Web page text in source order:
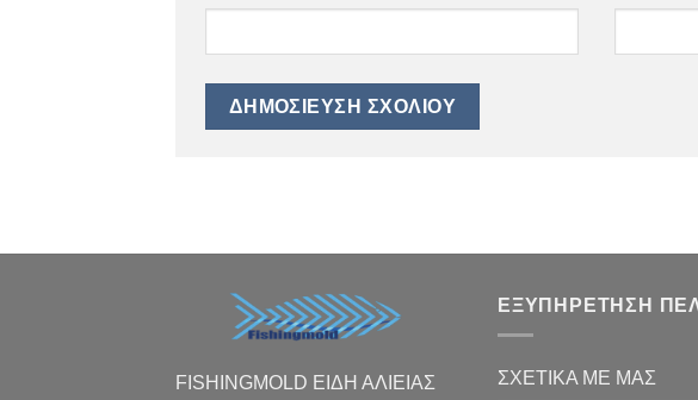
FISHINGMOLD ΕΙΔΗ ΑΛΙΕΙΑΣ
ΕΞΥΠΗΡΕΤΗΣΗ
ΣΧΕΤΙΚΑ ΜΕ ΜΑΣ